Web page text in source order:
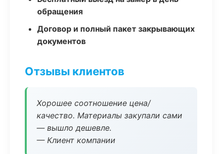
обращения
Договор и полный пакет закрывающих
документов
Отзывы клиентов
Хорошее соотношение цена/
качество. Материалы закупали сами
— вышло дешевле.
— Клиент компании